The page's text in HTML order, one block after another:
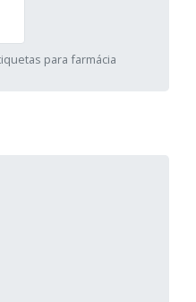
para farmácia